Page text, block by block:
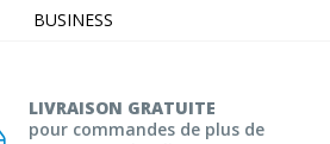
BUSINESS
LIVRAISON GRATUITE
pour commandes de plus de